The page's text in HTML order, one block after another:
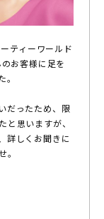
ティーワールド
お客様に足を
だったため、限
と思いますが、
詳しくお聞きに
。